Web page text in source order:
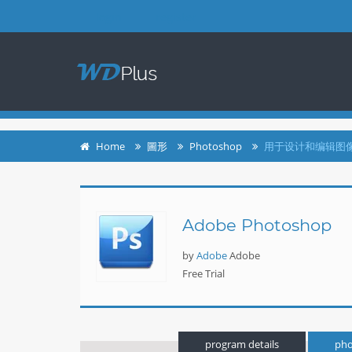
Home 圖形 Photoshop 用于设计和编辑图
Adobe Photoshop
byAdobeAdobe
Free Trial
program details